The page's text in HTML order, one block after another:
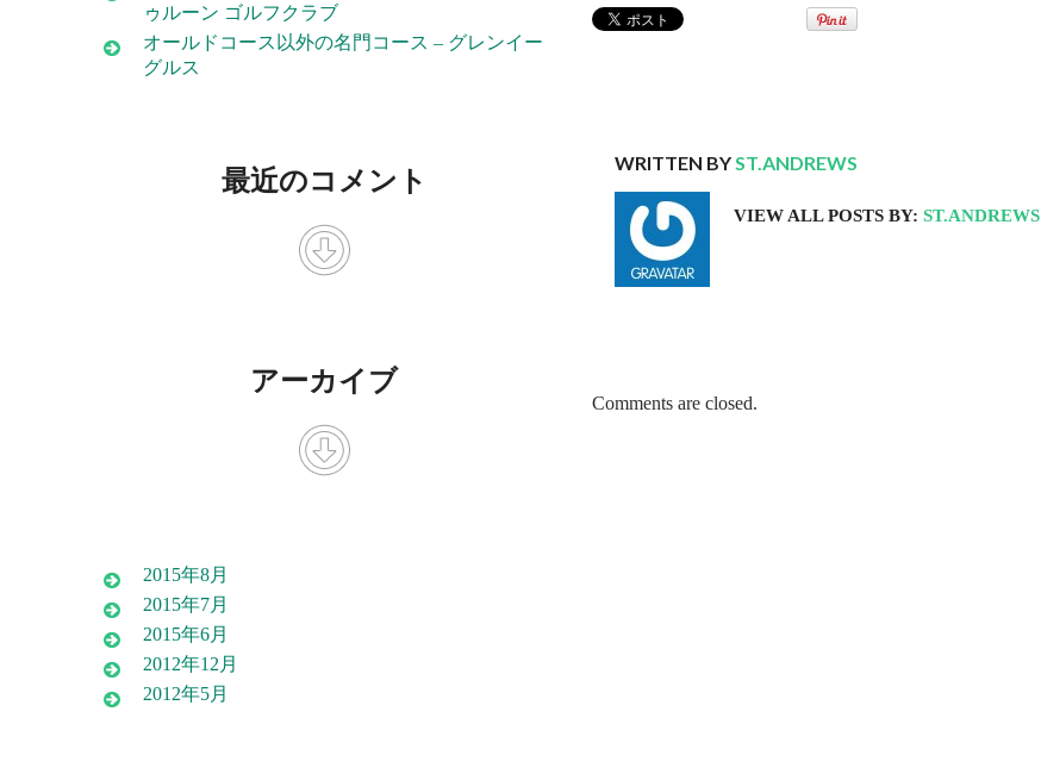
WRITTEN BYST.ANDREWS
VIEW ALL POSTS BY: ST.ANDREWS
Comments are closed.
ゥルーン ゴルフクラブ
オールドコース以外の名門コース – グレンイー
グルス
最近のコメント
アーカイブ
2015年8月
2015年7月
2015年6月
2012年12月
2012年5月